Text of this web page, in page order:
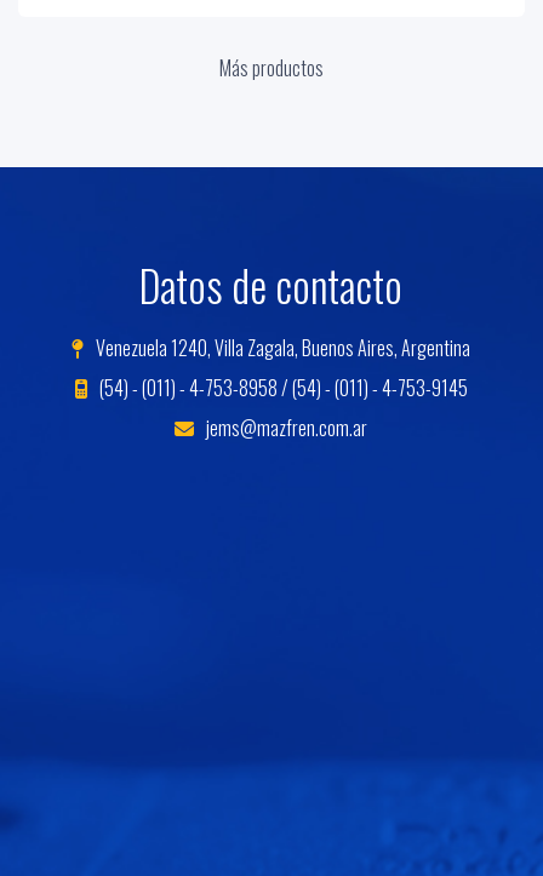
Más productos
Datos de contacto
Venezuela 1240, Villa Zagala, Buenos Aires, Argentina
(54) - (011) - 4-753-8958 / (54) - (011) - 4-753-9145
jems@mazfren.com.ar